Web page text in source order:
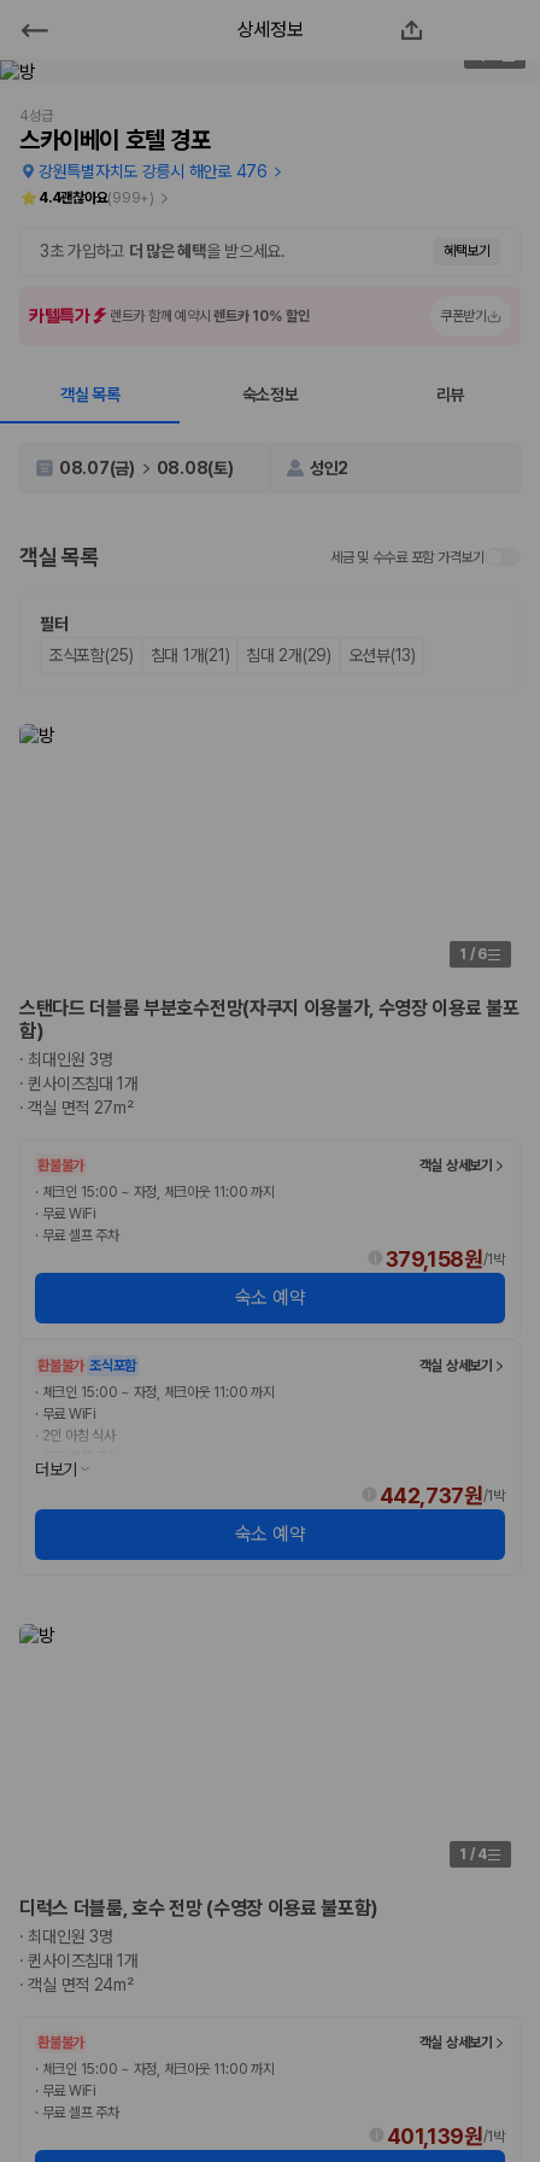
스카이베이 호텔 경포
2000만 이용고객이 선택한 제주 렌트카 가격비교 플랫폼
제주렌트카 가격비교는 카모아에서 한 번에
제주도 렌트카는 업체마다 차량 가격, 보험 조건, 면책금, 보상 한도, 인수
장소, 취소 규정이 다릅니다. 카모아는 여러 제주 렌트카 업체의 조건을 한
업체별 가격비교:
제주 렌트카 업체별 실시간 예약 가능 차량과 요금
차종별 최저가 비교:
인원에 맞는 차종별 가격을 비교합니다.
보험 조건 비교:일반자차, 완전자차, 슈퍼자차의 면책금과 보상 한
확인합니다.
실시간 예약:
제주렌트카 최저가는 차량 기본요금만으로 판단하기 어렵습니다. 보험 포
함 여부, 면책금, 보상 한도, 옵션 비용, 취소 수수료를 함께 확인해야 실제
로 저렴한 차량을 고를 수 있습니다.
2. 보험 조건은 가격만큼 중요합니다
완전자차와 슈퍼자차는 업체별 보장 범위가 다를 수 있습니다. 카모아에서
는 제주 렌트카 가격과 함께 보험 조건을 비교해 여행 스타일에 맞는 보장
3. 제주공항 접근성과 셔틀 조건을 함께 확인하세요
제주 렌트카는 차량 인수 위치와 셔틀 편의성에 따라 실제 이용 만족도가
달라집니다. 공항에서 렌트카 사무실까지의 이동 조건을 가격과 함께 비교
하는 것이 좋습니다.
제주도 렌트카 차종별 가격비교
경차·소형차
혼자 또는 2인 여행에 적합하며 제주 렌트카 최저가를 찾는 사용자
가 가장 먼저 비교하는 차종입니다.
커플·친구 여행에서 많이 선택되며 가격과 승차감의 균형이 좋은 차
SUV
가족 여행, 짐이 많은 여행, 장거리 이동에 적합하며 보험 조건과 차
량 연식을 함께 비교하는 것이 좋습니다.
험 조건을 함께 확인해야 합니다.
사고 발생 시 일정 금액의 면책금이 발생할 수 있습니다.
다.
슈퍼자차:
2000만 고객이 선택한 렌트카 가격비교 플랫폼
카모아는 제주렌트카부터 국내·해외 렌트카까지 비교할 수 있는 렌트카 가
격비교 플랫폼입니다.
누적 이용 고객수
사용자 리뷰
상세정보
4성급
스카이베이 호텔 경포
강원특별자치도 강릉시 해안로 476
4.4괜찮아요(999+)
3초 가입하고 더 많은 혜택을 받으세요. 혜택보기
카텔특가 렌트카 함께 예약시렌트카 10% 할인 쿠폰받기
객실 목록 숙소정보 리뷰
08.07(금) 08.08(토) 성인2
객실 목록 세금 및 수수료 포함 가격보기
필터
조식포함(25)
침대 1개(21) 침대 2개(29) 오션뷰(13)
1 / 6
스탠다드 더블룸 부분호수전망(자쿠지 이용불가, 수영장 이용료 불포
함)
· 최대인원 3명
·퀸사이즈침대 1개
·객실 면적 27m²
환불불가
객실 상세보기
· 체크인 15:00 ~ 자정, 체크아웃 11:00 까지
· 무료 WiFi
· 무료 셀프 주차
379,158원/1박
숙소 예약
환불불가 조식포함
객실 상세보기
· 체크인 15:00 ~ 자정, 체크아웃 11:00 까지
· 무료 WiFi
· 2인 아침 식사
무료 셀프 주차
더보기
442,737원/1박
숙소 예약
1 / 4
디럭스 더블룸, 호수 전망 (수영장 이용료 불포함)
· 최대인원 3명
·퀸사이즈침대 1개
·객실 면적 24m²
환불불가
객실 상세보기
· 체크인 15:00 ~ 자정, 체크아웃 11:00 까지
· 무료 WiFi
· 무료 셀프 주차
401,139원/1박